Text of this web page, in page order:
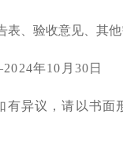
表 、验收意见、其
年10 月 30 日
异议，请以书面